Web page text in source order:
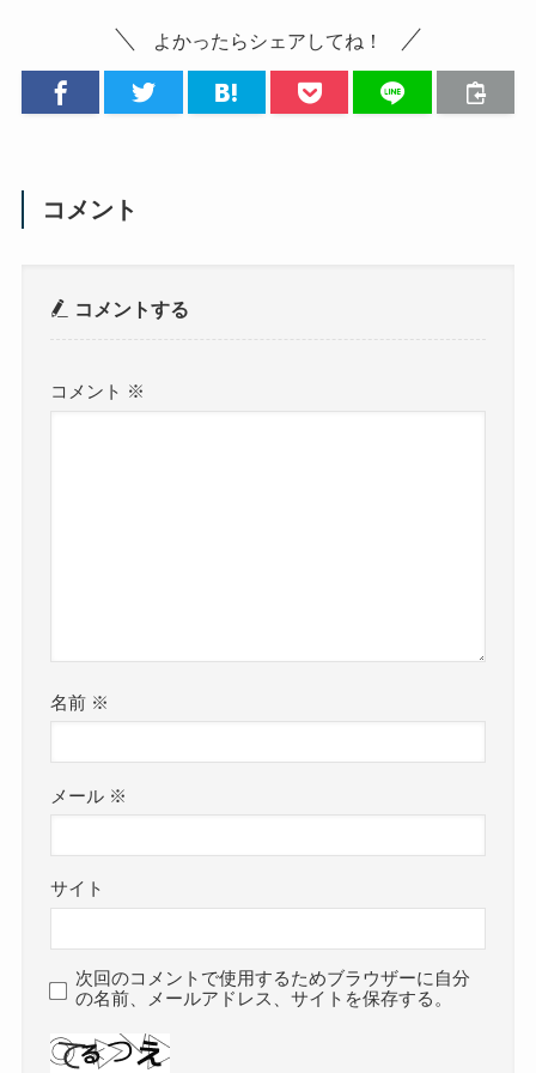
よかったらシェアしてね！
コメント
コメントする
コメント ※
名前 ※
メール ※
サイト
次回のコメントで使用するためブラウザーに自分
の名前、メールアドレス、サイトを保存する。